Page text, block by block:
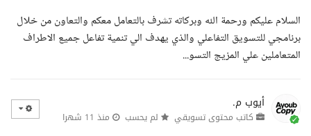
السلام عليكم ورحمة الله وبركاته تشرف بالتعامل معكم والتعاون من خلال
برنامجي للتسويق التفاعلي والذي يهدف الي تنمية تفاعل جميع الاطراف
المتعاملين علي المزيج التسو...
أيوب م.
كاتب محتوى تسويقي لم يحسب منذ 11 شهرا